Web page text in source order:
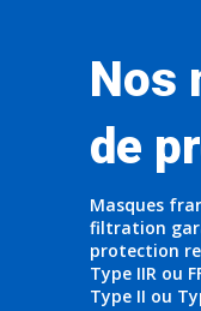
Nos
de
Masques
filtration
protection
Type IIR ou
Type II ou